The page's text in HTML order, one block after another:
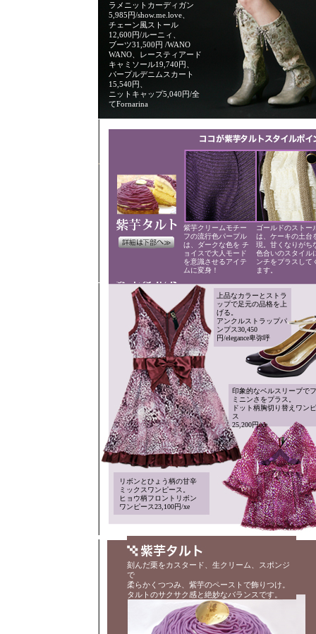
ラメニットカーディガン
5,985円/show.me.love、
チェーン風ストール
12,600円/ルーニィ、
ブーツ31,500円 /WANO
WANO、レースティアード
キャミソール19,740円、
パープルデニムスカート
15,540円、
ニットキャップ5,040円/全
てFornarina
紫芋クリームモチー
フの流行色パープル
は、ダークな色を チ
ョイスで大人モード
を意識させるアイテ
ムに変身！
ゴールドのストー
は、ケーキの土台
現。甘くなりがち
色合いのスタイル
ンチをプラスして
ます。
上品なカラーとストラ
ップで足元の品格を上
げる。
アンクルストラップパ
ンプス30,450
円/elegance卑弥呼
印象的なベルスリーブで
ミニンさをプラス。
ドット柄胸切り替えワン
ス
25,200円/xe
リボンとひょう柄の甘辛
ミックスワンピース。
ヒョウ柄フロントリボン
ワンピース23,100円/xe
刻んだ栗をカスタード、生クリーム、スポンジ
で
柔らかくつつみ、紫芋のペーストで飾りつけ。
タルトのサクサク感と絶妙なバランスです。